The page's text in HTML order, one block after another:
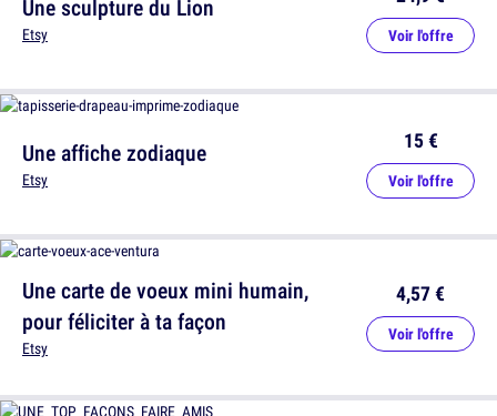
Une sculpture du Lion
Etsy Voir l'offre
Une carte de voeux mini humain,
pour féliciter à ta façon
Etsy
4,57 €
Voir l'offre
Une affiche zodiaque
Etsy
15 €
Voir l'offre